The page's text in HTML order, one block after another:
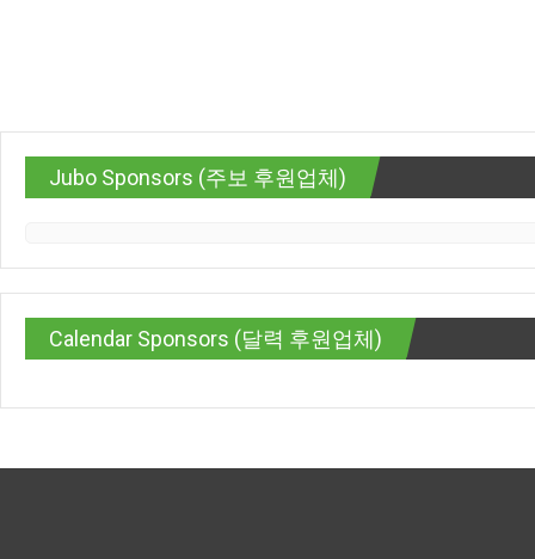
Jubo Sponsors (주보 후원업체)
Calendar Sponsors (달력 후원업체)